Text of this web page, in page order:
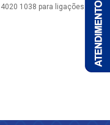
1038 para ligações de